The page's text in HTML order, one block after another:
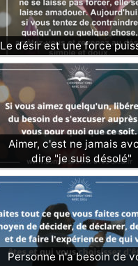
Le désir est une force
Aimer, c'est ne jamais
dire "je suis désolé"
Personne n'a besoin de